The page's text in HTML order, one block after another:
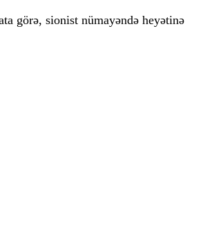
görə, sionist nümayəndə heyətinə